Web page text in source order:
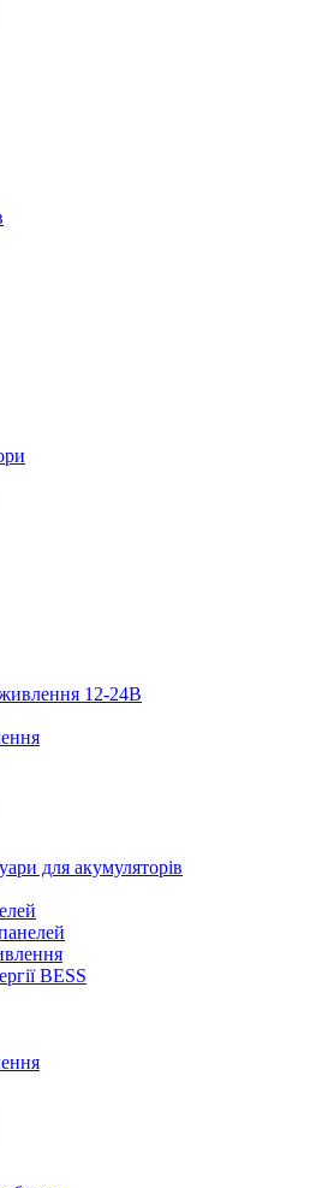
12-24В
для акумуляторів
BESS